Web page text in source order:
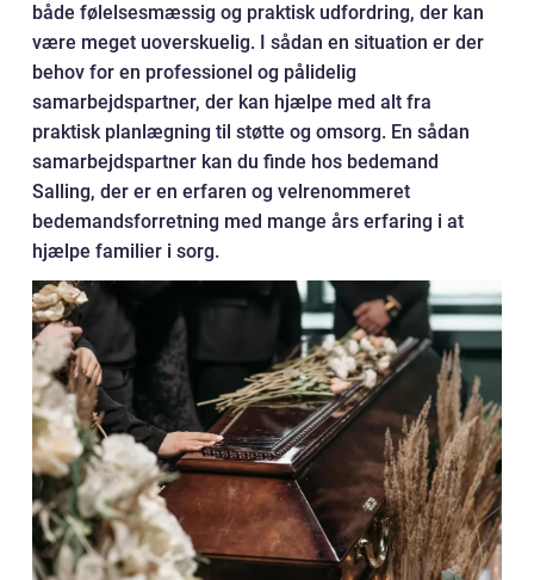
både følelsesmæssig og praktisk udfordring, der kan
være meget uoverskuelig. I sådan en situation er der
behov for en professionel og pålidelig
samarbejdspartner, der kan hjælpe med alt fra
praktisk planlægning til støtte og omsorg. En sådan
samarbejdspartner kan du finde hos bedemand
Salling, der er en erfaren og velrenommeret
bedemandsforretning med mange års erfaring i at
hjælpe familier i sorg.